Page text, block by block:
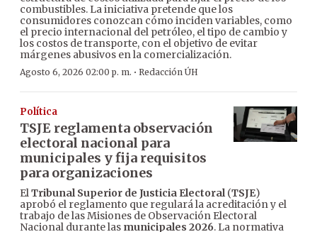
combustibles. La iniciativa pretende que los
consumidores conozcan cómo inciden variables, como
el precio internacional del petróleo, el tipo de cambio y
los costos de transporte, con el objetivo de evitar
márgenes abusivos en la comercialización.
Agosto 6, 2026 02:00 p. m. · Redacción ÚH
Política
TSJE reglamenta observación
electoral nacional para
municipales y fija requisitos
para organizaciones
ElTribunal Superior de Justicia Electoral(TSJE)
aprobó el reglamento que regulará la acreditación y el
trabajo de las Misiones de Observación Electoral
Nacional durante las municipales 2026. La normativa